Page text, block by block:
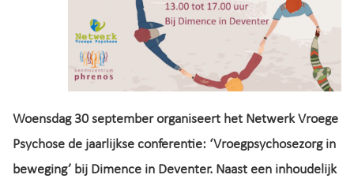
Woensdag 30 september organiseert het Netwerk Vroege
Psychose de jaarlijkse conferentie: ‘Vroegpsychosezorg in
beweging’ bij Dimence in Deventer. Naast een inhoudelijk